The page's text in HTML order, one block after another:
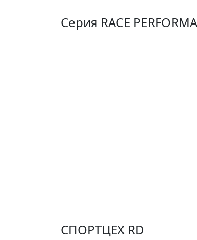
Серия RACE
СПОРТЦЕХ RD